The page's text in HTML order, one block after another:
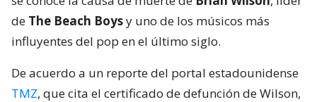
de The Beach Boysy uno de los músicos más
influyentes del pop en el último siglo.
De acuerdo a un reporte del portal estadounidense
TMZ, que cita el certificado de defunción de Wilson,